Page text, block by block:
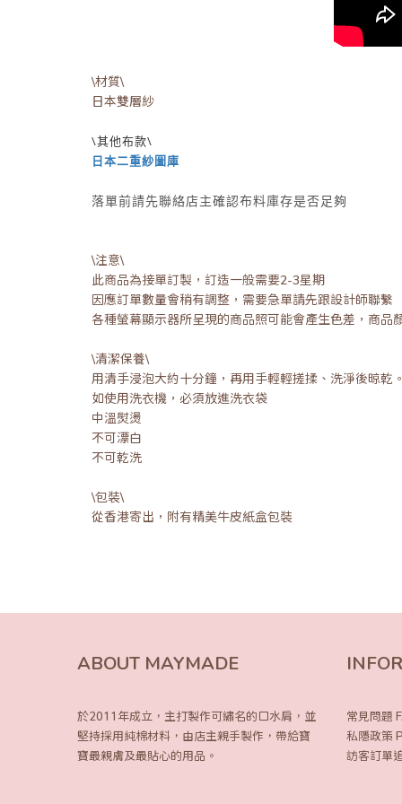
\材質\
日本雙層紗
\其他布款\
日本二重紗圖庫
落單前請先聯絡店主確認布料庫存是否足夠
\注意\
此商品為接單訂製，訂造一般需要2-3星期
因應訂單數量會稍有調整，需要急單請先跟設計師聯繫
各種螢幕顯示器所呈現的商品照可能會產生色差，商品
\清潔保養\
用清手浸泡大約十分鐘，再用手輕輕搓揉、洗淨後晾乾
如使用洗衣機，必須放進洗衣袋
中溫熨燙
不可漂白
不可乾洗
\包裝\
從香港寄出，附有精美牛皮紙盒包裝
ABOUT MAYMADE
於2011年成立，主打製作可繡名的口水肩， 並
堅持採用純棉材料，由店主親手製作， 帶給寶
寶最親膚及最貼心的用品。
常見問題
私隱政策
訪客訂單